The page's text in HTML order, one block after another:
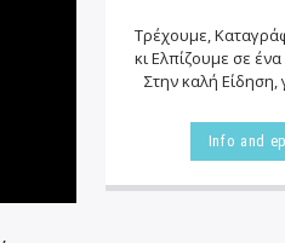
Τρέχουμε,
κι Ελπίζουμε σε
Στην καλή Είδηση,
Info and